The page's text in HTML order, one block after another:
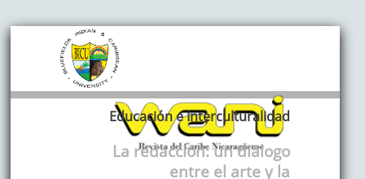
Educación e Interculturalidad
La redacción: un diálogo
entre el arte y la